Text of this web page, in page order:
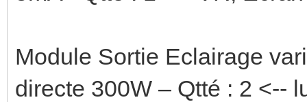
Module Sortie Eclairage
directe 300W – Qtté : 2 <--